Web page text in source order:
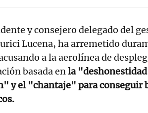
y consejero delegado del
Lucena, ha arremetido
a la aerolínea de
basada enla
y el "chantaje" para conseguir